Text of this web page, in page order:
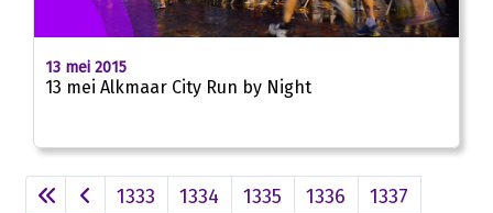
13 mei 2015
13 mei Alkmaar City Run by Night
1333 1334 1335 1336
1337